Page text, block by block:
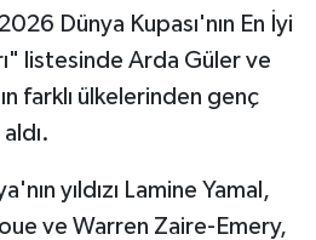
Dünya Kupası'nın En İyi
listesinde Arda Güler ve
farklı ülkelerinden genç
yıldızı Lamine Yamal,
ve Warren Zaire-Emery,